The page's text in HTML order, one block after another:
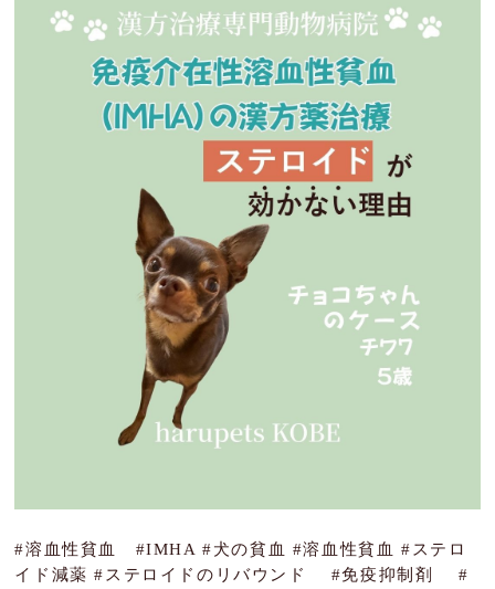
#溶血性貧血 #IMHA #犬の貧血 #溶血性貧血 #ステロ
イド減薬 #ステロイドのリバウンド #免疫抑制剤 #